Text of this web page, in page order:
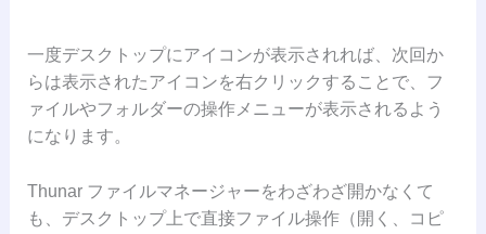
一度デスクトップにアイコンが表示されれば、次回か
らは表示されたアイコンを右クリックすることで、フ
ァイルやフォルダーの操作メニューが表示されるよう
になります。
Thunar ファイルマネージャーをわざわざ開かなくて
も、デスクトップ上で直接ファイル操作（開く、コピ